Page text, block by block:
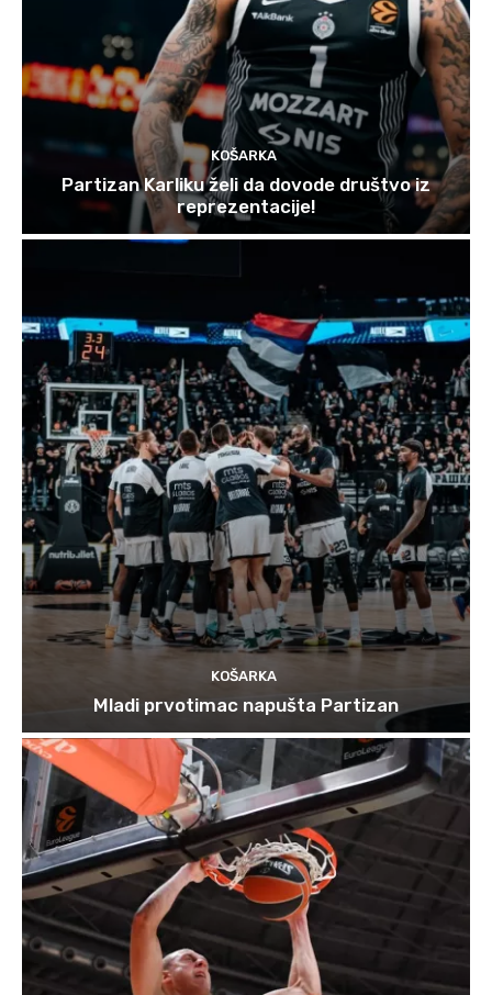
KOŠARKA
Partizan Karliku želi da dovode društvo iz
reprezentacije!
KOŠARKA
Mladi prvotimac napušta Partizan